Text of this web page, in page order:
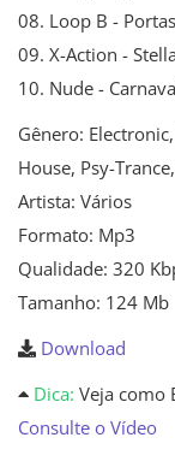
08. Loop B -
09. X-Action -
10. Nude -
Gênero:
House, Psy-
Artista: Vários
Formato: Mp3
Qualidade: 320
Tamanho: 124 Mb
Download
Dica: Veja como
Consulte o Vídeo